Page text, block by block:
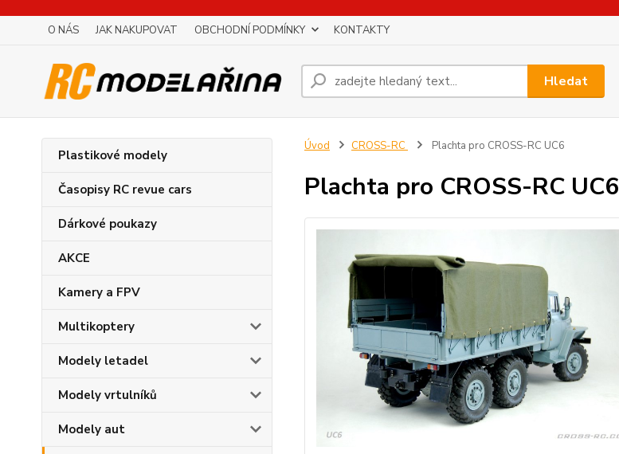
O NÁS JAK NAKUPOVAT OBCHODNÍ PODMÍNKY KONTAKTY
Hledat
Plastikové modely
Časopisy RC revue cars
Dárkové poukazy
AKCE
Kamery a FPV
Multikoptery
Modely letadel
Modely vrtulníků
Modely aut
Úvod CROSS-RC Plachta pro CROSS-RC UC6
Plachta pro CROSS-RC UC6